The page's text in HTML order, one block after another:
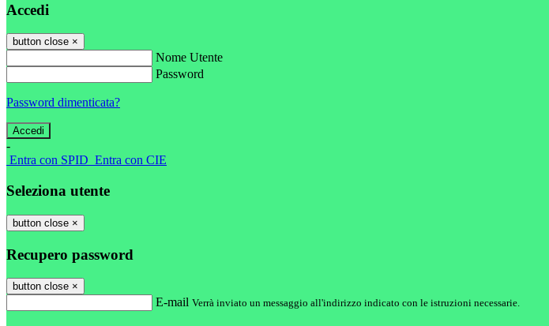
Accedi
button close ×
Nome Utente
Password
Password dimenticata?
-
Entra con SPID Entra con CIE
Seleziona utente
button close ×
Recupero password
button close ×
E-mail Verrà inviato un messaggio all'indirizzo indicato con le istruzioni necessarie.